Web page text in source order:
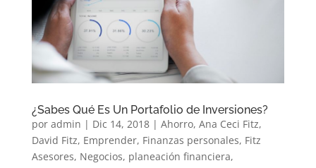
¿Sabes Qué Es Un Portafolio de Inversiones?
por admin | Dic 14, 2018| Ahorro, Ana Ceci Fitz,
David Fitz, Emprender, Finanzas personales, Fitz
Asesores, Negocios, planeación financiera,